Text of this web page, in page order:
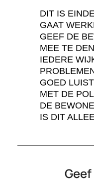
DIT IS
GAAT
GEEF DE
MEE TE
IEDERE
GOED
MET DE
DE
IS DIT